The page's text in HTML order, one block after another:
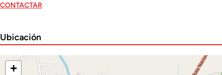
CONTACTAR
Ubicación
+